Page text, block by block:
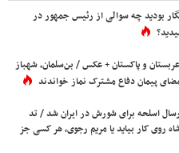
بودید چه سوالی از رئیس جمهور در
و پاکستان + عکس / بن‌سلمان، شهباز
پیمان دفاع مشترک نماز خواندند
اسلحه برای شورش در ایران شد / تد
روی کار بیاید یا مریم رجوی، هر کسی جز